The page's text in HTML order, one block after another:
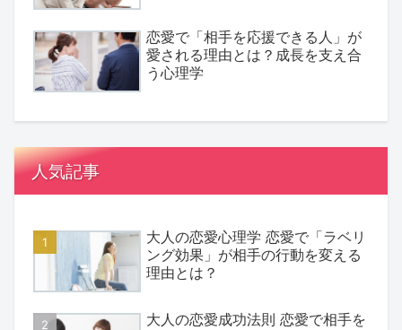
恋愛で「相手を応援できる人」が
愛される理由とは？成長を支え合
う心理学
人気記事
大人の恋愛心理学 恋愛で「ラベリ
ング効果」が相手の行動を変える
理由とは？
大人の恋愛成功法則 恋愛で相手を